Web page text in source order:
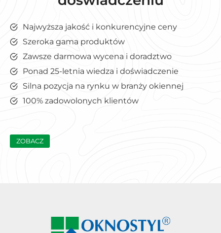
Najwyższa jakość i konkurencyjne ceny
Szeroka gama produktów
Zawsze darmowa wycena i doradztwo
Ponad 25-letnia wiedza i doświadczenie
Silna pozycja na rynku w branży okiennej
100% zadowolonych klientów
ZOBACZ